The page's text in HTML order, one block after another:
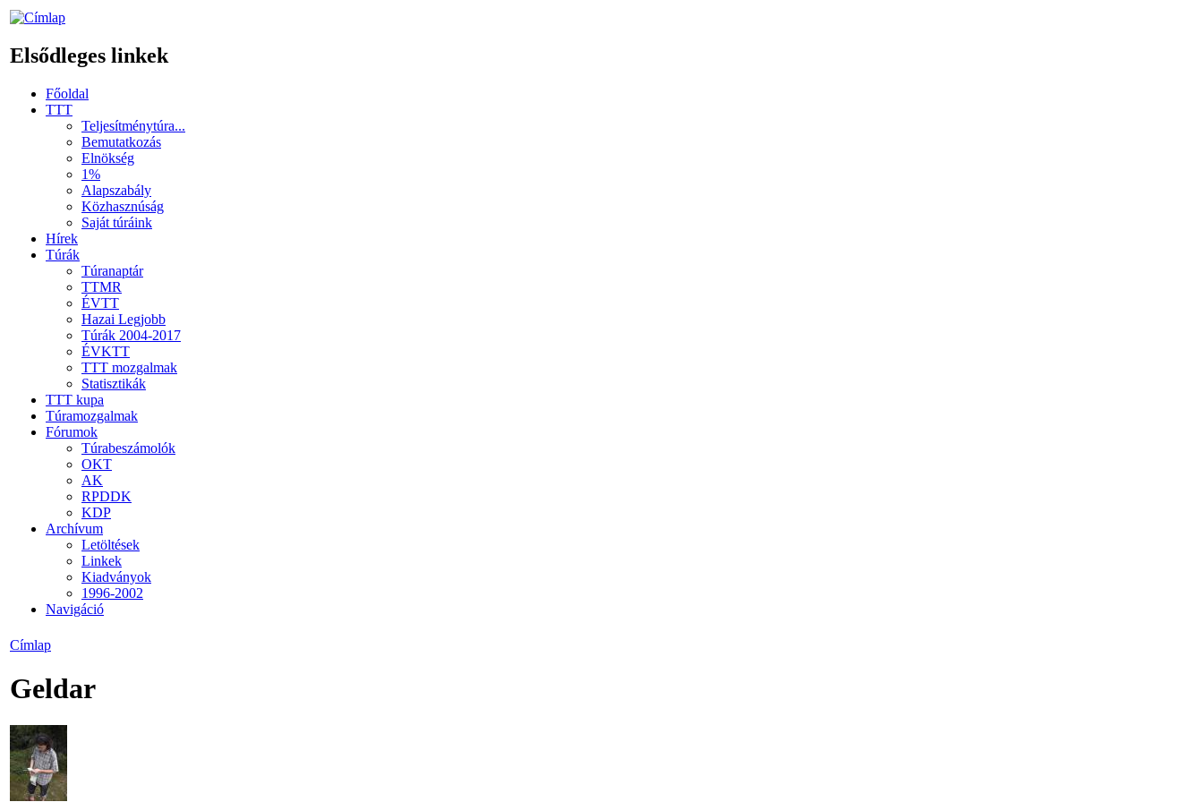
Elsődleges linkek
Főoldal
TTT
Teljesítménytúra...
Bemutatkozás
Elnökség
1%
Alapszabály
Közhasznúság
Saját túráink
Hírek
Túrák
Túranaptár
TTMR
ÉVTT
Hazai Legjobb
Túrák 2004-2017
ÉVKTT
TTT mozgalmak
Statisztikák
TTT kupa
Túramozgalmak
Fórumok
Túrabeszámolók
OKT
AK
RPDDK
KDP
Archívum
Letöltések
Linkek
Kiadványok
1996-2002
Navigáció
Címlap
Geldar